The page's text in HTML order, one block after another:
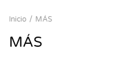
Inicio MÁS
MÁS